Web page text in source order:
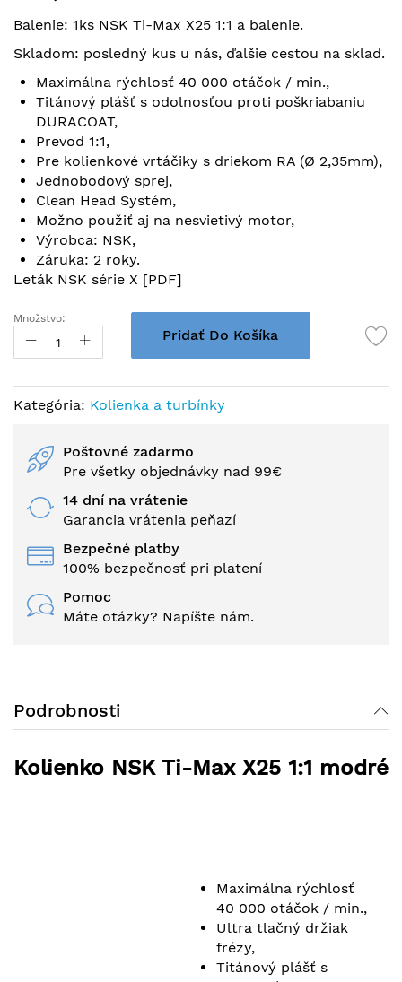
galérie
obrázkov
Balenie: 1ks NSK Ti-Max X25 1:1 a balenie.
Skladom: posledný kus u nás, ďalšie cestou na sklad.
Maximálna rýchlosť 40 000 otáčok / min.,
Titánový plášť s odolnosťou proti poškriabaniu
DURACOAT,
Prevod 1:1,
Pre kolienkové vrtáčiky s driekom RA (Ø 2,35mm),
Jednobodový sprej,
Clean Head Systém,
Možno použiť aj na nesvietivý motor,
Výrobca: NSK,
Záruka: 2 roky.
Leták NSK série X [PDF]
Množstvo:
Pridať Do Košíka
Kategória: Kolienka a turbínky
Poštovné zadarmo
Pre všetky objednávky nad 99€
14 dní na vrátenie
Garancia vrátenia peňazí
Bezpečné platby
100% bezpečnosť pri platení
Pomoc
Máte otázky? Napíšte nám.
Podrobnosti
Kolienko NSK Ti-Max X25 1:1 modré
Maximálna rýchlosť
40 000 otáčok / min.,
Ultra tlačný držiak
frézy,
Titánový plášť s